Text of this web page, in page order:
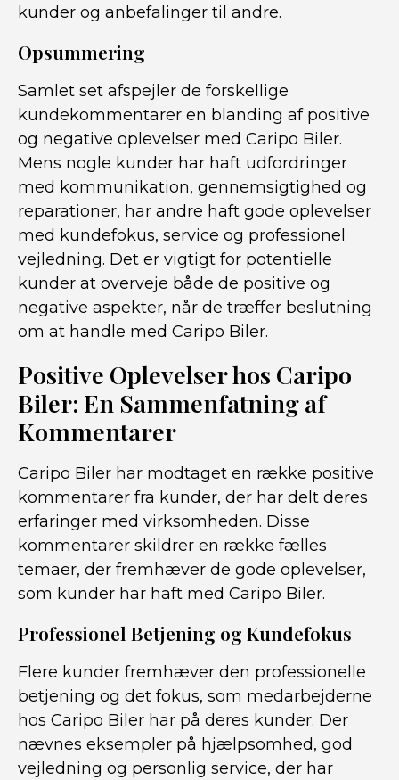
kunder og anbefalinger til andre.
Opsummering
Samlet set afspejler de forskellige
kundekommentarer en blanding af positive
og negative oplevelser med Caripo Biler.
Mens nogle kunder har haft udfordringer
med kommunikation, gennemsigtighed og
reparationer, har andre haft gode oplevelser
med kundefokus, service og professionel
vejledning. Det er vigtigt for potentielle
kunder at overveje både de positive og
negative aspekter, når de træffer beslutning
om at handle med Caripo Biler.
Positive Oplevelser hos Caripo
Biler: En Sammenfatning af
Kommentarer
Caripo Biler har modtaget en række positive
kommentarer fra kunder, der har delt deres
erfaringer med virksomheden. Disse
kommentarer skildrer en række fælles
temaer, der fremhæver de gode oplevelser,
som kunder har haft med Caripo Biler.
Professionel Betjening og Kundefokus
Flere kunder fremhæver den professionelle
betjening og det fokus, som medarbejderne
hos Caripo Biler har på deres kunder. Der
nævnes eksempler på hjælpsomhed, god
vejledning og personlig service, der har